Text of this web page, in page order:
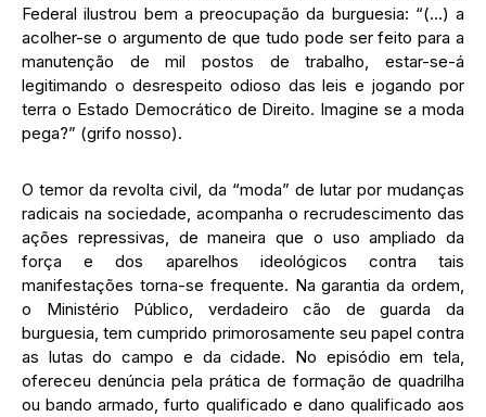
Federal ilustrou bem a preocupação da burguesia: “(…) a
acolher-se o argumento de que tudo pode ser feito para a
manutenção de mil postos de trabalho, estar-se-á
legitimando o desrespeito odioso das leis e jogando por
terra o Estado Democrático de Direito. Imagine se a moda
pega?” (grifo nosso).
O temor da revolta civil, da “moda” de lutar por mudanças
radicais na sociedade, acompanha o recrudescimento das
ações repressivas, de maneira que o uso ampliado da
força e dos aparelhos ideológicos contra tais
manifestações torna-se frequente. Na garantia da ordem,
o Ministério Público, verdadeiro cão de guarda da
burguesia, tem cumprido primorosamente seu papel contra
as lutas do campo e da cidade. No episódio em tela,
ofereceu denúncia pela prática de formação de quadrilha
ou bando armado, furto qualificado e dano qualificado aos